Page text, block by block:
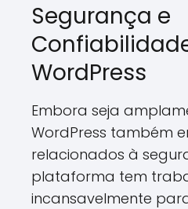
Segurança e
WordPress
Embora seja
WordPress também
relacionados à
plataforma tem
incansavelmente